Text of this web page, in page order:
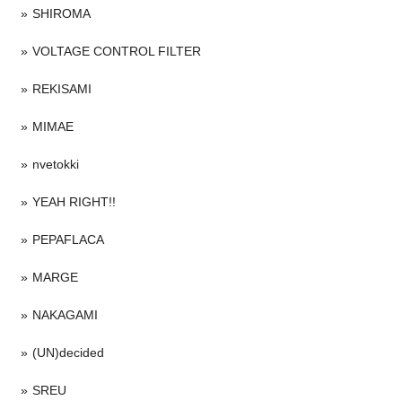
SHIROMA
VOLTAGE CONTROL FILTER
REKISAMI
MIMAE
nvetokki
YEAH RIGHT!!
PEPAFLACA
MARGE
NAKAGAMI
(UN)decided
SREU